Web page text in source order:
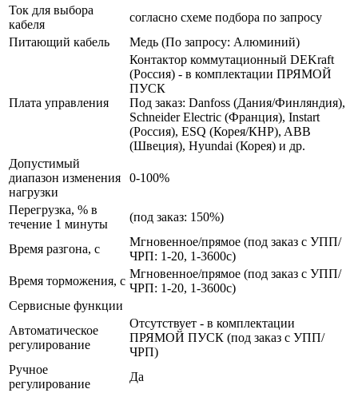
Ток для выбора
кабеля
согласно схеме подбора по запросу
Питающий кабель
Медь (По запросу: Алюминий)
Плата управления
Контактор коммутационный DEKraft
(Россия) - в комплектации ПРЯМОЙ
ПУСК
Под заказ: Danfoss (Дания/Финляндия),
Schneider Electric (Франция), Instart
(Россия), ESQ (Корея/КНР), ABB
(Швеция), Hyundai (Корея) и др.
Допустимый
диапазон изменения
нагрузки
0-100%
Перегрузка, % в
течение 1 минуты
(под заказ: 150%)
Время разгона, с
Мгновенное/прямое (под заказ с УПП/
ЧРП: 1-20, 1-3600с)
Время торможения, с
Мгновенное/прямое (под заказ с УПП/
ЧРП: 1-20, 1-3600с)
Сервисные функции
Автоматическое
регулирование
Отсутствует - в комплектации
ПРЯМОЙ ПУСК (под заказ с УПП/
ЧРП)
Ручное
регулирование
Да